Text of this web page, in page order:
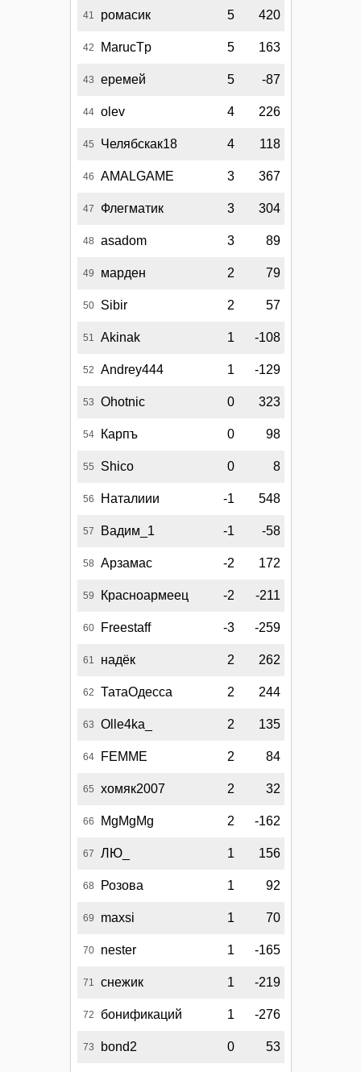
41 ромасик 5 420
42 MarucTp 5 163
43 еремей 5 -87
44 olev 4 226
45 Челябскак18 4 118
46 AMALGAME 3 367
47 Флегматик 3 304
48 asadom 3 89
49 марден 2 79
50 Sibir 2 57
51 Akinak 1 -108
52 Andrey444 1 -129
53 Ohotnic 0 323
54 Карпъ 0 98
55 Shico 0 8
56 Наталиии -1 548
57 Вадим_1 -1 -58
58 Арзамас -2 172
59 Красноармеец -2 -211
60 Freestaff -3 -259
61 надёк 2 262
62 ТатаОдесса 2 244
63 Olle4ka_ 2 135
64 FEMME 2 84
65 хомяк2007 2 32
66 MgMgMg 2 -162
67 ЛЮ_ 1 156
68 Розова 1 92
69 maxsi 1 70
70 nester 1 -165
71 снежик 1 -219
72 бонификаций 1 -276
73 bond2 0 53